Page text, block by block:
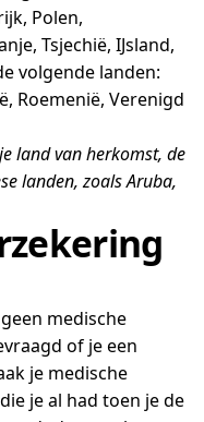
Polen,
Tsjechië, IJsland,
volgende landen:
Roemenië, Verenigd
land van herkomst, de
landen, zoals Aruba,
medische
of je een
je medische
je al had toen je de